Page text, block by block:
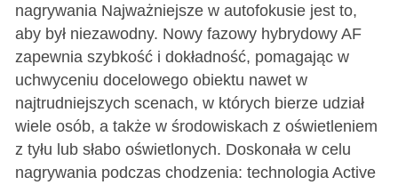
nagrywania Najważniejsze w autofokusie jest to,
aby był niezawodny. Nowy fazowy hybrydowy AF
zapewnia szybkość i dokładność, pomagając w
uchwyceniu docelowego obiektu nawet w
najtrudniejszych scenach, w których bierze udział
wiele osób, a także w środowiskach z oświetleniem
z tyłu lub słabo oświetlonych. Doskonała w celu
nagrywania podczas chodzenia: technologia Active